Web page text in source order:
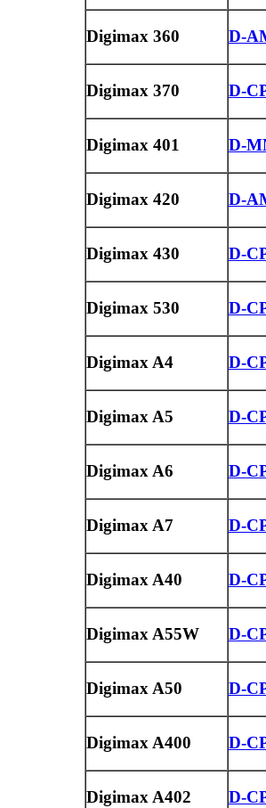
Digimax 360 D-
Digimax 370 D-
Digimax 401 D-
Digimax 420 D-
Digimax 430 D-
Digimax 530 D-
Digimax A4 D-
Digimax A5 D-
Digimax A6 D-
Digimax A7 D-
Digimax A40 D-
Digimax A55W D-
Digimax A50 D-
Digimax A400 D-
Digimax A402 D-